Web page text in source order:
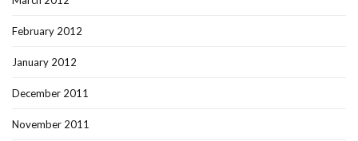
February 2012
January 2012
December 2011
November 2011